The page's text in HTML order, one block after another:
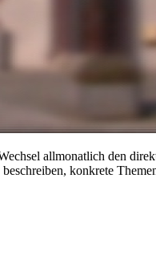
allmonatlich den
konkrete